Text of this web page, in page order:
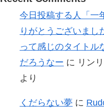
今日投稿する人「一
りがとうございまし
って感じのタイトル
だろうなー に リン
より
くだらない夢 に